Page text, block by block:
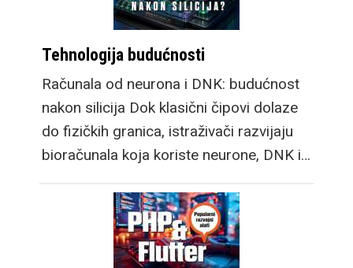
Tehnologija budućnosti
Računala od neurona i DNK: budućnost
nakon silicija Dok klasični čipovi dolaze
do fizičkih granica, istraživači razvijaju
bioračunala koja koriste neurone, DNK i…